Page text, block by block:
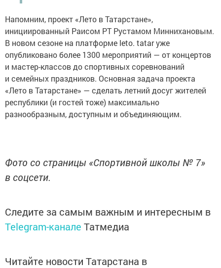
Напомним, проект «Лето в Татарстане»,
инициированный Раисом РТ Рустамом Миннихановым.
В новом сезоне на платформе leto. tatar уже
опубликовано более 1300 мероприятий — от концертов
и мастер-классов до спортивных соревнований
и семейных праздников. Основная задача проекта
«Лето в Татарстане» — сделать летний досуг жителей
республики (и гостей тоже) максимально
разнообразным, доступным и объединяющим.
Фото со страницы «Спортивной школы № 7»
в соцсети.
Следите за самым важным и интересным в
Telegram-канале Татмедиа
Читайте новости Татарстана в